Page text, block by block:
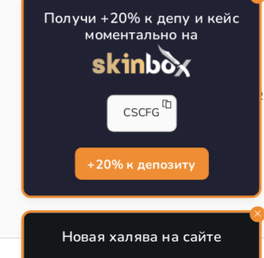
Тактики
Конфиг для тренировок в CS
Как сохранить свой конфиг CS
Инста смоки на карте de_mirage в CS2
Рабочий бинд на Jumpthrow
Получи +20% к депу и кейс
моментально на
CSCFG
+20% к депозиту
Новая халява на сайте